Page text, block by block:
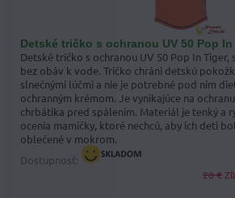
Detské tričko s ochranou UV 50 Pop
Detské tričko s ochranou UV 50 Pop In
bez obáv k vode. Tričko chráni detskú
slnečnými lúčmi a nie je potrebné pod ním
ochranným krémom. Je vynikajúce na
chrbátika pred spálením. Materiál je tenký a
ocenia mamičky, ktoré nechcú, aby ich deti
oblečené v mokrom.
Dostupnosť:
20 €